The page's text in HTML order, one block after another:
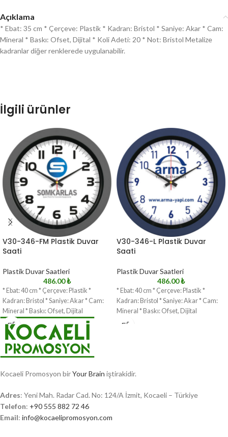
Açıklama
* Ebat: 35 cm * Çerçeve: Plastik * Kadran: Bristol * Saniye: Akar * Cam:
Mineral * Baskı: Ofset, Dijital * Koli Adeti: 20 * Not: Bristol Metalize
kadranlar diğer renklerede uygulanabilir.
İlgili ürünler
V30-346-FM Plastik Duvar
Saati
Plastik Duvar Saatleri
486.00₺
* Ebat: 40 cm * Çerçeve: Plastik *
Kadran: Bristol * Saniye: Akar * Cam:
Mineral * Baskı: Ofset, Dijital
V30-346-L Plastik Duvar
Saati
Plastik Duvar Saatleri
486.00₺
* Ebat: 40 cm * Çerçeve: Plastik *
Kadran: Bristol * Saniye: Akar * Cam:
Mineral * Baskı: Ofset, Dijital
Kocaeli Promosyon birYour Brain iştirakidir.
Adres: Yeni Mah. Radar Cad. No: 124/A İzmit, Kocaeli – Türkiye
Telefon: +90 555 882 72 46
Email: info@kocaelipromosyon.com